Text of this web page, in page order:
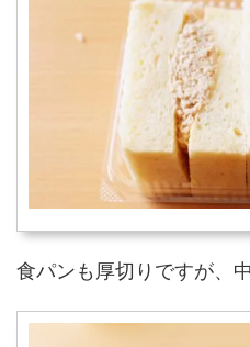
食パンも厚切りですが、